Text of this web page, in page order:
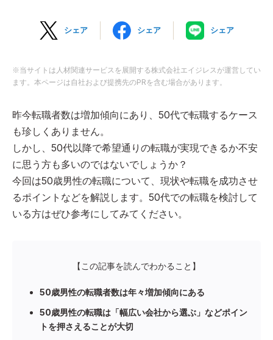
シェア シェア シェア
※当サイトは人材関連サービスを展開する株式会社エイジレスが運営してい
ます。本ページは自社および提携先のPRを含む場合があります。
昨今転職者数は増加傾向にあり、50代で転職するケース
も珍しくありません。
しかし、50代以降で希望通りの転職が実現できるか不安
に思う方も多いのではないでしょうか？
今回は50歳男性の転職について、現状や転職を成功させ
るポイントなどを解説します。50代での転職を検討して
いる方はぜひ参考にしてみてください。
【この記事を読んでわかること】
50歳男性の転職者数は年々増加傾向にある
50歳男性の転職は「幅広い会社から選ぶ」などポイン
トを押さえることが大切